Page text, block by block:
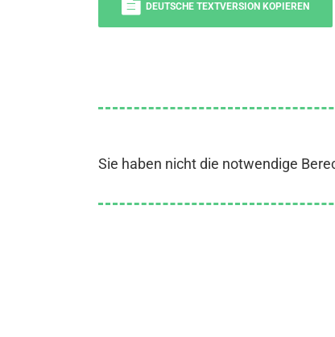
DEUTSCHE TEXTVERSION KOPIEREN
Sie haben nicht die notwendige